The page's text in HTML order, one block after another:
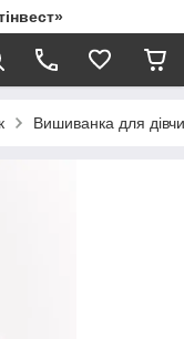
Вишиванка для